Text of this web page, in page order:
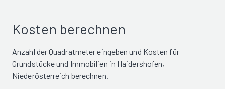
Kosten berechnen
Anzahl der Quadratmeter eingeben und Kosten für
Grundstücke und Immobilien in Haidershofen,
Niederösterreich berechnen.